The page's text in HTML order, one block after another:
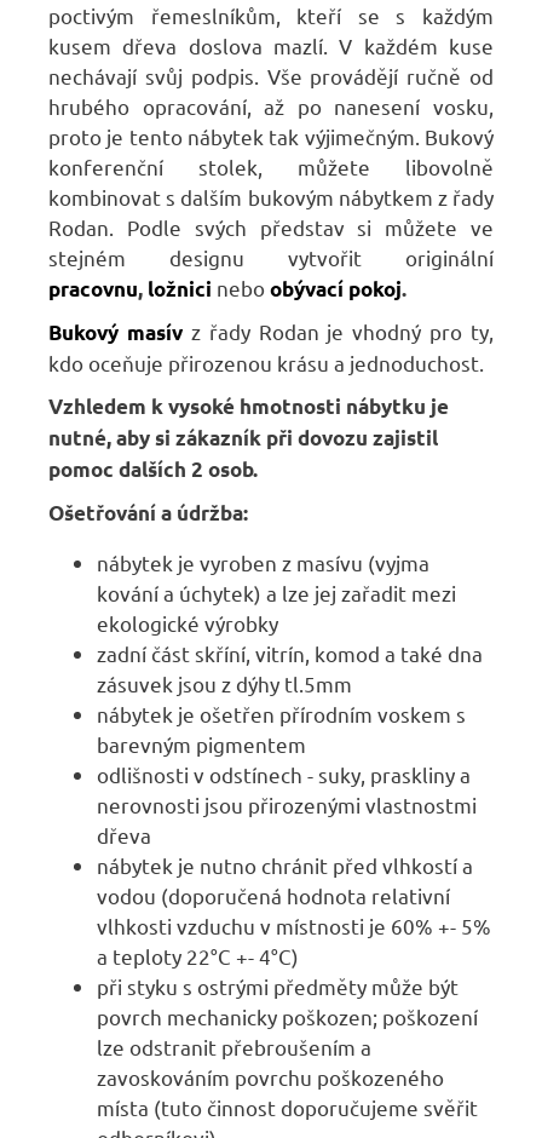
poctivým řemeslníkům, kteří se s každým
kusem dřeva doslova mazlí. V každém kuse
nechávají svůj podpis. Vše provádějí ručně od
hrubého opracování, až po nanesení vosku,
proto je tento nábytek tak výjimečným. Bukový
konferenční stolek, můžete libovolně
kombinovat s dalším bukovým nábytkem z řady
Rodan. Podle svých představ si můžete ve
stejném designu vytvořit originální
pracovnu, ložnici neboobývací pokoj.
Bukový masív z řady Rodan je vhodný pro ty,
kdo oceňuje přirozenou krásu a jednoduchost.
Vzhledem k vysoké hmotnosti nábytku je
nutné, aby si zákazník při dovozu zajistil
pomoc dalších 2 osob.
Ošetřování a údržba:
nábytek je vyroben z masívu (vyjma
kování a úchytek) a lze jej zařadit mezi
ekologické výrobky
zadní část skříní, vitrín, komod a také dna
zásuvek jsou z dýhy tl.5mm
nábytek je ošetřen přírodním voskem s
barevným pigmentem
odlišnosti v odstínech - suky, praskliny a
nerovnosti jsou přirozenými vlastnostmi
dřeva
nábytek je nutno chránit před vlhkostí a
vodou (doporučená hodnota relativní
vlhkosti vzduchu v místnosti je 60% +- 5%
a teploty 22°C +- 4°C)
při styku s ostrými předměty může být
povrch mechanicky poškozen; poškození
lze odstranit přebroušením a
zavoskováním povrchu poškozeného
místa (tuto činnost doporučujeme svěřit